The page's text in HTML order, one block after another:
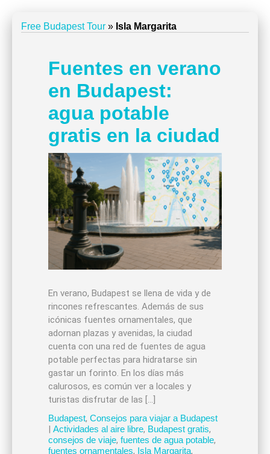
Free Budapest Tour » Isla Margarita
Fuentes en verano
en Budapest:
agua potable
gratis en la ciudad
En verano, Budapest se llena de vida y de
rincones refrescantes. Además de sus
icónicas fuentes ornamentales, que
adornan plazas y avenidas, la ciudad
cuenta con una red de fuentes de agua
potable perfectas para hidratarse sin
gastar un forinto. En los días más
calurosos, es común ver a locales y
turistas disfrutar de las […]
Budapest, Consejos para viajar a Budapest
| Actividades al aire libre, Budapest gratis,
consejos de viaje, fuentes de agua potable,
fuentes ornamentales, Isla Margarita,